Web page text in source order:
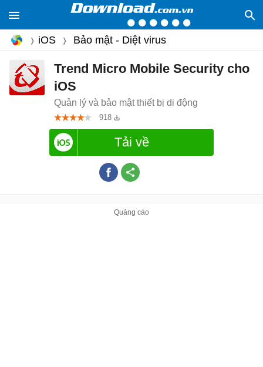
iOS Bảo mật - Diệt virus
Trend Micro Mobile Security cho
iOS
Quản lý và bảo mật thiết bị di động
918
Tải về